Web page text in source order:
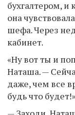
бухгалтером, и
она
шефа. Через
кабинет.
«Ну вот ты и
Наташа. —
даже, чем все
будь что